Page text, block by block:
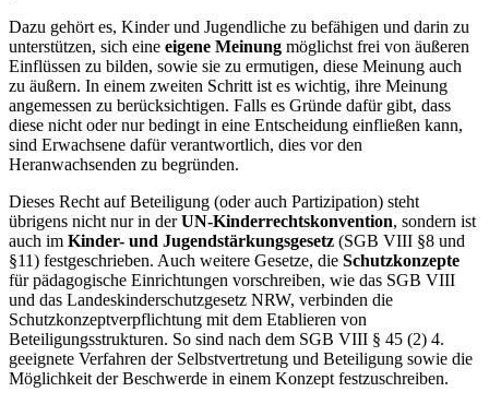
Dazu gehört es, Kinder und Jugendliche zu befähigen und darin zu
unterstützen, sich eine eigene Meinung möglichst frei von äußeren
Einflüssen zu bilden, sowie sie zu ermutigen, diese Meinung auch
zu äußern. In einem zweiten Schritt ist es wichtig, ihre Meinung
angemessen zu berücksichtigen. Falls es Gründe dafür gibt, dass
diese nicht oder nur bedingt in eine Entscheidung einfließen kann,
sind Erwachsene dafür verantwortlich, dies vor den
Heranwachsenden zu begründen.
Dieses Recht auf Beteiligung (oder auch Partizipation) steht
übrigens nicht nur in derUN-Kinderrechtskonvention, sondern ist
auch im Kinder- und Jugendstärkungsgesetz (SGB VIII §8 und
§11) festgeschrieben. Auch weitere Gesetze, die Schutzkonzepte
für pädagogische Einrichtungen vorschreiben, wie das SGB VIII
und das Landeskinderschutzgesetz NRW, verbinden die
Schutzkonzeptverpflichtung mit dem Etablieren von
Beteiligungsstrukturen. So sind nach dem SGB VIII § 45 (2) 4.
geeignete Verfahren der Selbstvertretung und Beteiligung sowie die
Möglichkeit der Beschwerde in einem Konzept festzuschreiben.